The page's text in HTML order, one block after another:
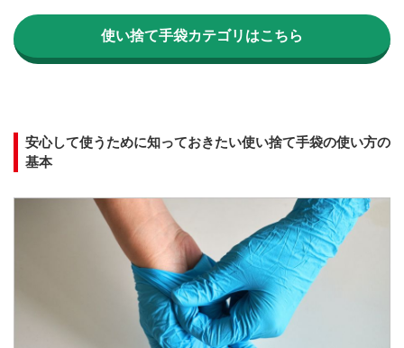
使い捨て手袋カテゴリはこちら
安心して使うために知っておきたい使い捨て手袋の使い方の
基本